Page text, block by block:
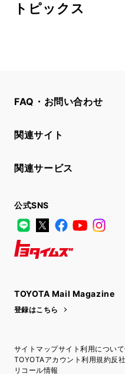
トピックス
FAQ・お問い合わせ
関連サイト
関連サービス
公式SNS
LINE
X FacebookYouTube
TOYOTA Mail Magazine
登録はこちら
サイトマップサイト利用について
TOYOTAアカウント利用規約反
リコール情報